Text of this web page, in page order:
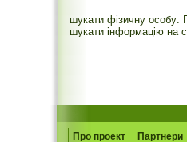
шукати фізичну особу:
шукати інформацію на
Про проект Партнери